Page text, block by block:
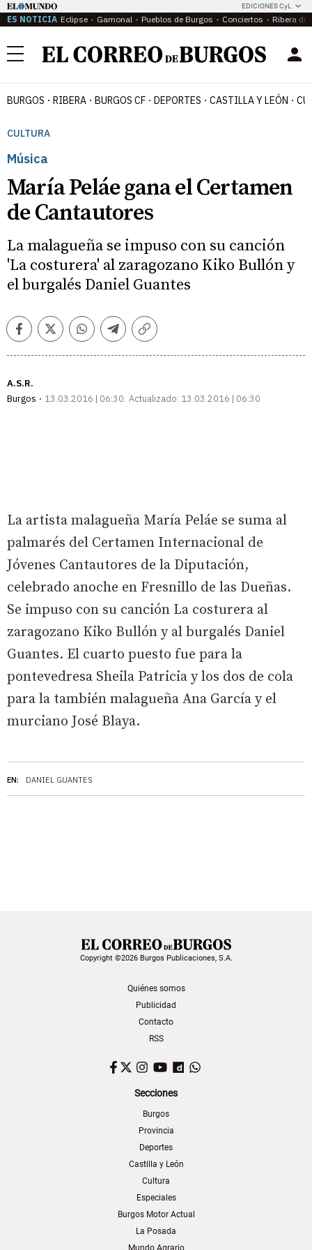
EDICIONES CyL
ES NOTICIA Eclipse Gamonal Pueblos de Burgos Conciertos Ribera del
Menú
BURGOS RIBERA BURGOS CF DEPORTES CASTILLA Y LEÓN
CULTURA
Música
María Peláe gana el Certamen
de Cantautores
La malagueña se impuso con su canción
'La costurera' al zaragozano Kiko Bullón y
el burgalés Daniel Guantes
FacebookTwitterWhatsappTelegramCopiar
A.S.R.
Burgos
13.03.2016 | 06:30 Actualizado: 13.03.2016 | 06:30
EN: DANIEL GUANTES
La artista malagueña María Peláe se suma al
palmarés del Certamen Internacional de
Jóvenes Cantautores de la Diputación,
celebrado anoche en Fresnillo de las Dueñas.
Se impuso con su canción La costurera al
zaragozano Kiko Bullón y al burgalés Daniel
Guantes. El cuarto puesto fue para la
pontevedresa Sheila Patricia y los dos de cola
para la también malagueña Ana García y el
murciano José Blaya.
Copyright ©2026 Burgos Publicaciones, S.A.
Quiénes somos
Publicidad
Contacto
RSS
Facebook
TwitterInstagram
YouTubeDailymotion
Secciones
Burgos
Provincia
Deportes
Castilla y León
Cultura
Especiales
Burgos Motor Actual
La Posada